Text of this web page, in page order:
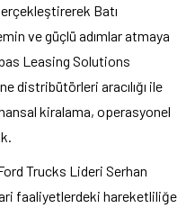
Batı
ve güçlü adımlar atmaya
Leasing Solutions
distribütörleri aracılığı ile
kiralama, operasyonel
Trucks Lideri Serhan
faaliyetlerdeki hareketliliğe